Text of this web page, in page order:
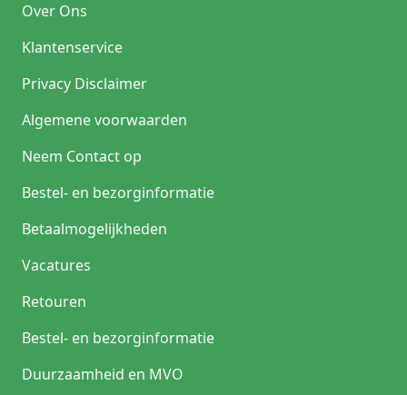
Over Ons
Klantenservice
Privacy Disclaimer
Algemene voorwaarden
Neem Contact op
Bestel- en bezorginformatie
Betaalmogelijkheden
Vacatures
Retouren
Bestel- en bezorginformatie
Duurzaamheid en MVO